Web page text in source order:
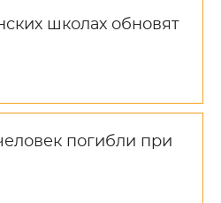
школах обновят
погибли при